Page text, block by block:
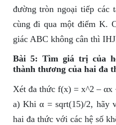
đường tròn ngoại tiếp các
cùng đi qua một điểm K.
giác ABC không cân thì
Bài 5: Tìm giá trị của
thành thương của hai đa
Xét đa thức f(x) = x^2 –
a) Khi α = sqrt(15)/2, hãy
hai đa thức với các hệ số